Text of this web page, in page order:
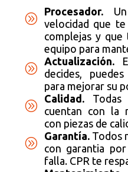
A
Procesador.
velocidad que
complejas y
equipo para
A
Actualización.
decides,
para mejorar su
A
Calidad. Todas
cuentan con la
con piezas de
A
Garantía. Todos
con garantia
falla. CPR te